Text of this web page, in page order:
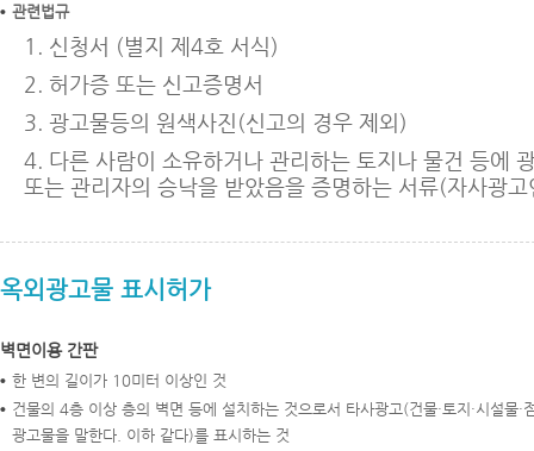
관련법규
1. 신청서 (별지 제4호 서식)
2. 허가증 또는 신고증명서
3. 광고물등의 원색사진(신고의 경우 제외)
4. 다른 사람이 소유하거나 관리하는 토지나 물건 등에
또는 관리자의 승낙을 받았음을 증명하는 서류(자사광
옥외광고물 표시허가
벽면이용 간판
한 변의 길이가 10미터 이상인 것
건물의 4층 이상 층의 벽면 등에 설치하는 것으로서 타사광고(건물·토지·시설물
광고물을 말한다. 이하 같다)를 표시하는 것